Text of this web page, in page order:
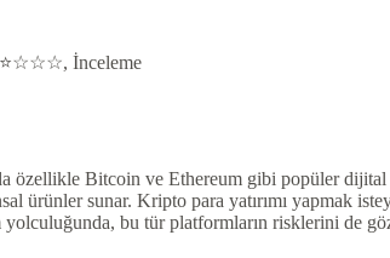
, İnceleme
özellikle Bitcoin ve Ethereum gibi popüler dijital
ürünler sunar. Kripto para yatırımı yapmak
yolculuğunda, bu tür platformların risklerini de